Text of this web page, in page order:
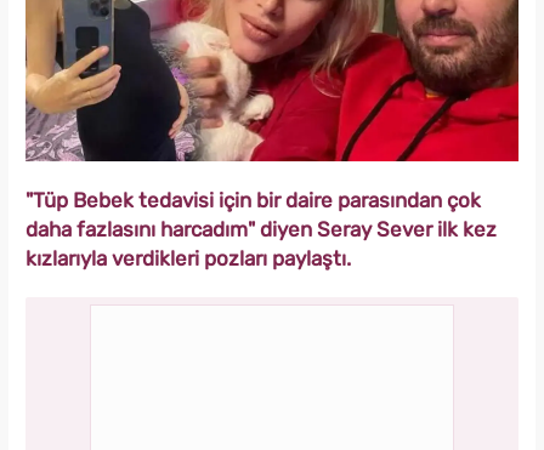
"Tüp Bebek tedavisi için bir daire parasından çok
daha fazlasını harcadım" diyen Seray Sever ilk kez
kızlarıyla verdikleri pozları paylaştı.